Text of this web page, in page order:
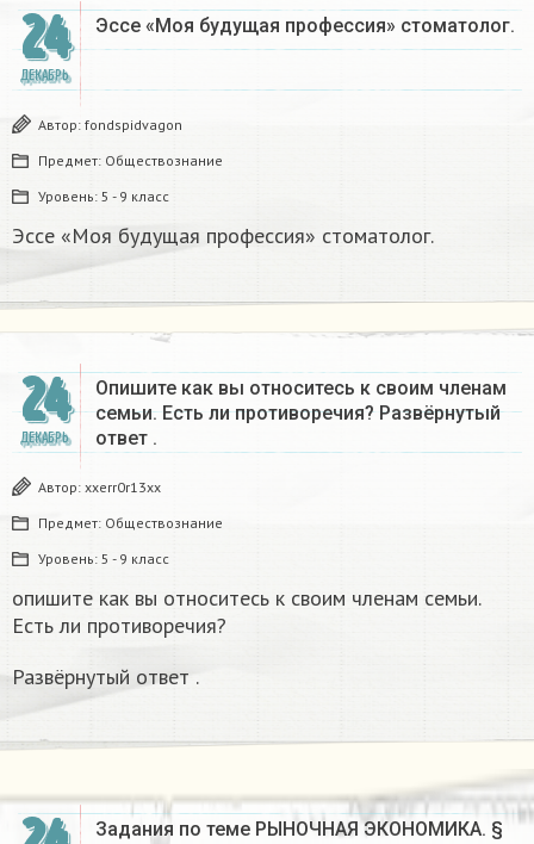
24
ДЕКАБРЬ
Эссе «Моя будущая профессия» стоматолог.
Автор: fondspidvagon
Предмет: Обществознание
Уровень: 5 - 9 класс
Эссе «Моя будущая профессия» стоматолог.
24
ДЕКАБРЬ
Опишите как вы относитесь к своим членам
семьи. Есть ли противоречия? Развёрнутый
ответ .
Автор: xxerr0r13xx
Предмет: Обществознание
Уровень: 5 - 9 класс
опишите как вы относитесь к своим членам семьи.
Есть ли противоречия?
Развёрнутый ответ .
Задания по теме РЫНОЧНАЯ ЭКОНОМИКА. §